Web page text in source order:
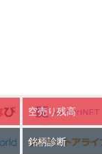
空売り残高
銘柄診断